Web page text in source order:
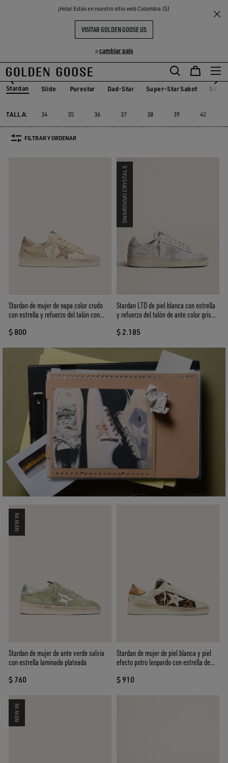
¡Hola! Estás en nuestro sitio web Colombia ($)
VISITAR GOLDEN GOOSE US
ocambiar pais
THE
COMMUNITY
Sneakers Stardan
STARDAN MUJER
Stardan Slide Purestar Dad-Star Super-Star Sabot Sky-
TALLA: 34 35 36 37 38 39 40
FILTRAR Y ORDENAR
Stardan de mujer de napa color crudo
con estrella y refuerzo del talón con
$ 800
SWAROVSKI CRYSTALS
Stardan LTD de piel blanca con estrella
y refuerzo del talón de ante color gris
$ 2.185
NEW IN
Stardan de mujer de ante verde salvia
con estrella laminada plateada
$ 760
Stardan de mujer de piel blanca y piel
efecto potro leopardo con estrella de
$ 910
NEW IN